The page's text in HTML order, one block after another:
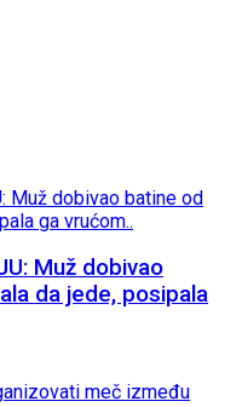
Muž dobivao
da jede, posipala